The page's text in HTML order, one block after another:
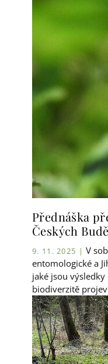
Přednáška
Českých
9. 11. 2025 | V
entomologické a
jaké jsou
biodiverzitě